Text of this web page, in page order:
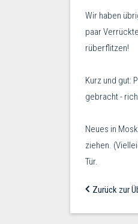
Wir haben
paar
rüberflitzen!
Kurz und gut:
gebracht -
Neues in
ziehen.
Tür.
Zurück zur